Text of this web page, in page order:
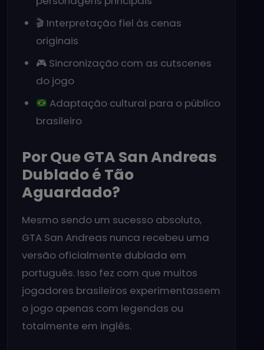
🎬 Interpretação fiel às cenas
originais
🎮 Sincronização com as cutscenes
do jogo
Adaptação cultural para o público
brasileiro
Por Que GTA San Andreas
Dublado é Tão
Aguardado?
Mesmo sendo um sucesso absoluto,
GTA San Andreas nunca recebeu uma
versão oficialmente dublada em
português. Isso fez com que muitos
jogadores brasileiros experimentassem
o jogo apenas com legendas ou
totalmente em inglês.